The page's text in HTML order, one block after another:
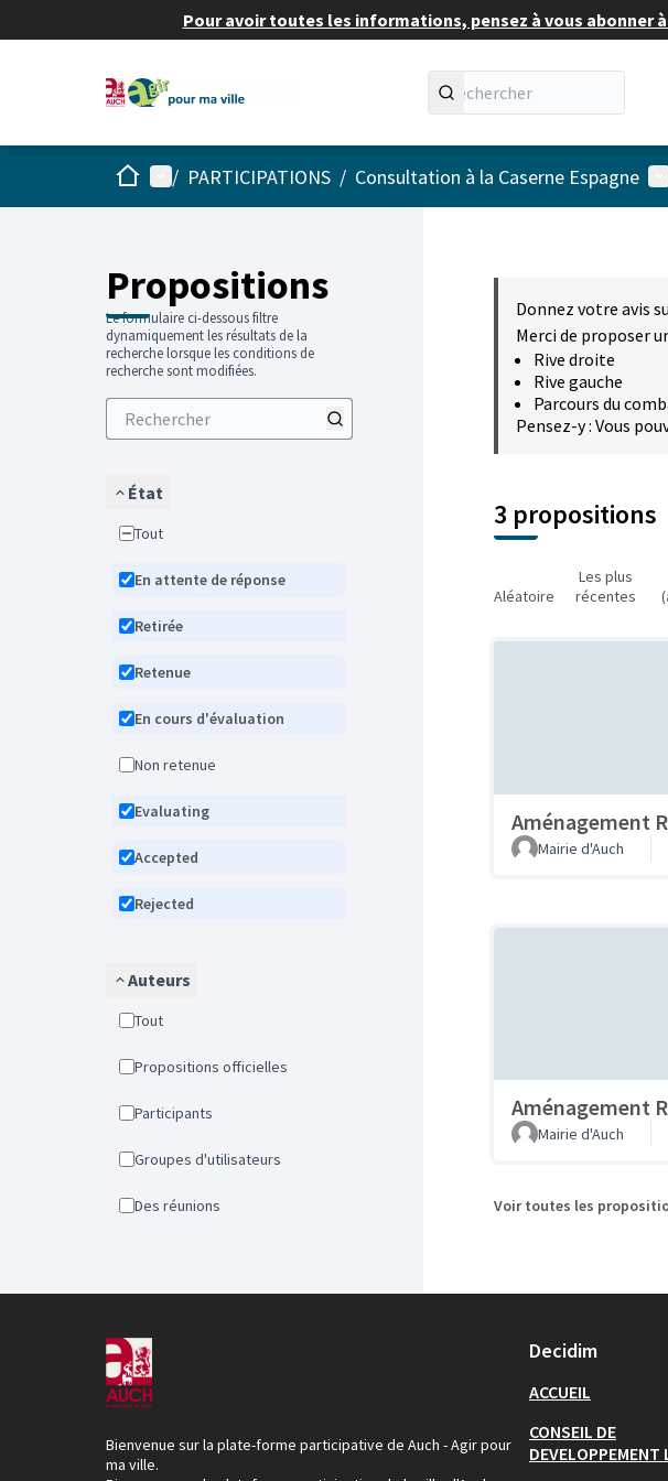
Pour avoir toutes les informations, pensez à vous
AccueilMenu principal
/ PARTICIPATIONS / Consultation à la Caserne Espagne
Propositions
Le formulaire ci-dessous filtre
dynamiquement les résultats de la
recherche lorsque les conditions de
recherche sont modifiées.
État
Tout
En attente de réponse
Retirée
Retenue
En cours d'évaluation
Non retenue
Evaluating
Accepted
Rejected
Auteurs
Tout
Propositions officielles
Participants
Groupes d'utilisateurs
Des réunions
Donnez votre avis
Merci de proposer
Rive droite
Rive gauche
Parcours du
Pensez-y : Vous
3 propositions
Aléatoire
Les plus
récentes
Aménagement
Mairie d'Auch
Aménagement
Mairie d'Auch
Voir toutes les
Bienvenue sur la plate-forme participative de Auch - Agir pour
ma ville.
Decidim
ACCUEIL
CONSEIL DE
DEVELOPPEMENT